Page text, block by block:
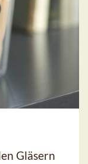
Gläsern